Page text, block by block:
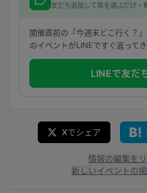
友だち追加して県を選ぶだけ・
開催直前の「今週末どこ行く？
のイベントがLINEですぐ返ってき
LINEで友だ
Xでシェア
情報の編集を
新しいイベントの